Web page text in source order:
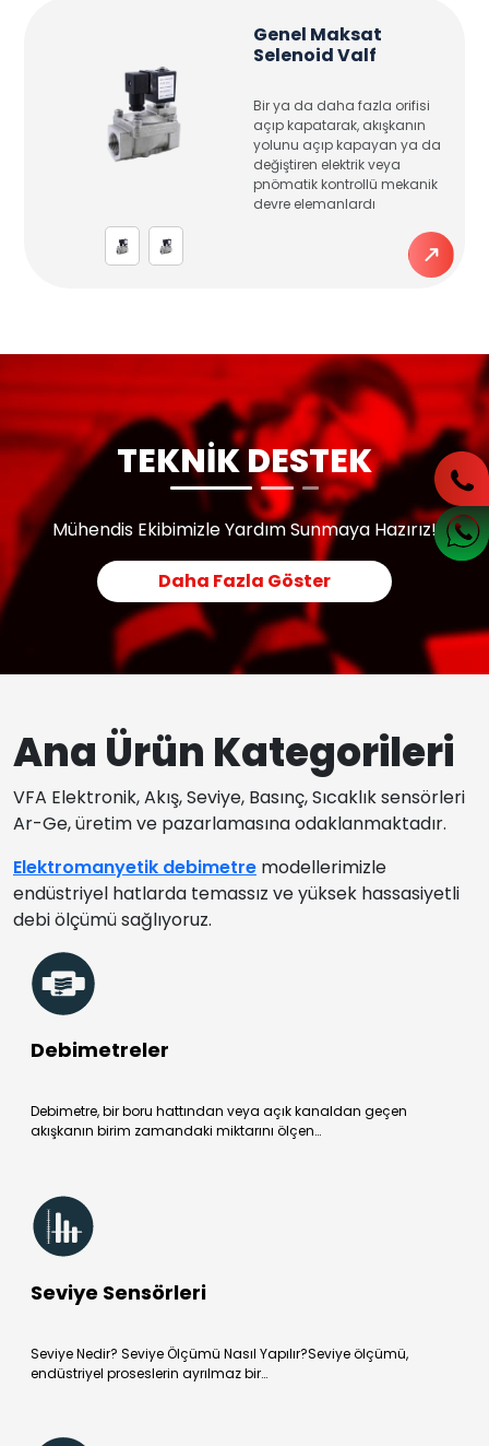
Genel Maksat
Selenoid Valf
Bir ya da daha fazla orifisi
açıp kapatarak, akışkanın
yolunu açıp kapayan ya da
değiştiren elektrik veya
pnömatik kontrollü mekanik
devre elemanlardı
TEKNİK DESTEK
Mühendis Ekibimizle Yardım Sunmaya Hazırız!
Daha Fazla Göster
Ana Ürün Kategorileri
VFA Elektronik, Akış, Seviye, Basınç, Sıcaklık sensörleri
Ar-Ge, üretim ve pazarlamasına odaklanmaktadır.
Elektromanyetik debimetre modellerimizle
endüstriyel hatlarda temassız ve yüksek hassasiyetli
debi ölçümü sağlıyoruz.
Debimetreler
Debimetre, bir boru hattından veya açık kanaldan geçen
akışkanın birim zamandaki miktarını ölçen…
Seviye Sensörleri
Seviye Nedir? Seviye Ölçümü Nasıl Yapılır?Seviye ölçümü,
endüstriyel proseslerin ayrılmaz bir…